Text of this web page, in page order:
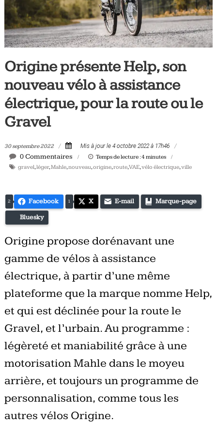
Tous
les
jours,
votre
vélo
triathlon
Origine présente Help, son
nouveau vélo à assistance
électrique, pour la route ou le
Gravel
30 septembre 2022 Mis à jour le 4 octobre 2022 à 17h46
0 Commentaires Temps de lecture :4 minutes
gravel,léger,Mahle,nouveau,origine,route,VAE,vélo électrique,ville
2 Facebook 1 X E-mail Marque-page
Bluesky
Origine propose dorénavant une
gamme de vélos à assistance
électrique, à partir d’une même
plateforme que la marque nomme Help,
et qui est déclinée pour la route le
Gravel, et l’urbain. Au programme :
légèreté et maniabilité grâce à une
motorisation Mahle dans le moyeu
arrière, et toujours un programme de
personnalisation, comme tous les
autres vélos Origine.